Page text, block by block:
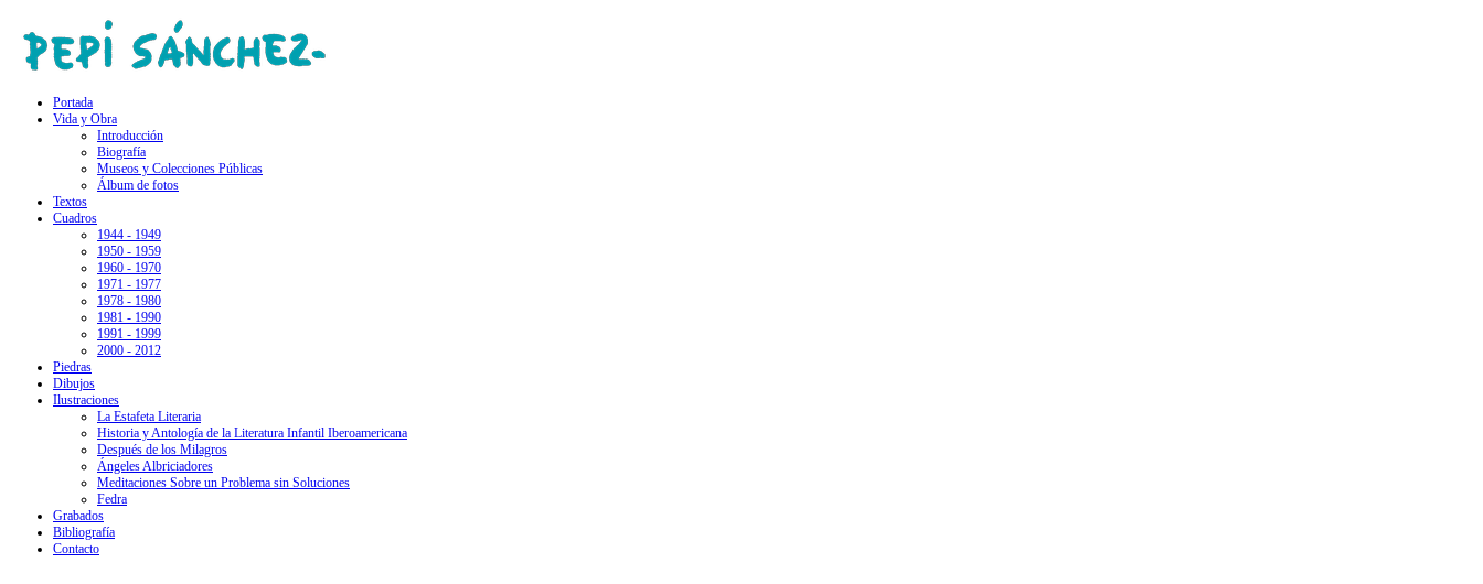
Portada
Vida y Obra
Introducción
Biografía
Museos y Colecciones Públicas
Álbum de fotos
Textos
Cuadros
1944 - 1949
1950 - 1959
1960 - 1970
1971 - 1977
1978 - 1980
1981 - 1990
1991 - 1999
2000 - 2012
Piedras
Dibujos
Ilustraciones
La Estafeta Literaria
Historia y Antología de la Literatura Infantil Iberoamericana
Después de los Milagros
Ángeles Albriciadores
Meditaciones Sobre un Problema sin Soluciones
Fedra
Grabados
Bibliografía
Contacto